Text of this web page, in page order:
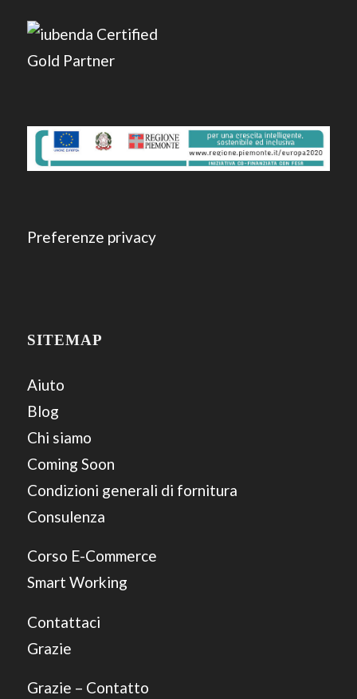
Preferenze privacy
SITEMAP
Aiuto
Blog
Chi siamo
Coming Soon
Condizioni generali di fornitura
Consulenza
Corso E-Commerce
Smart Working
Contattaci
Grazie
Grazie – Contatto